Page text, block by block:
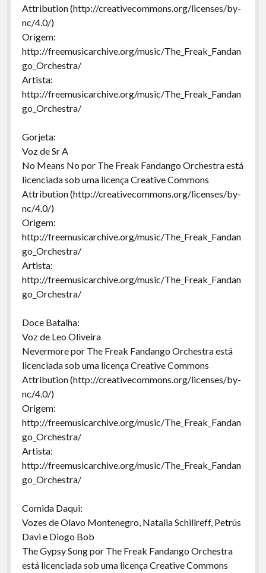
Attribution (http://creativecommons.org/licenses/by-
nc/4.0/)
Origem:
http://freemusicarchive.org/music/The_Freak_Fandan
go_Orchestra/
Artista:
http://freemusicarchive.org/music/The_Freak_Fandan
go_Orchestra/
Gorjeta:
Voz de Sr A
No Means No por The Freak Fandango Orchestra está
licenciada sob uma licença Creative Commons
Attribution (http://creativecommons.org/licenses/by-
nc/4.0/)
Origem:
http://freemusicarchive.org/music/The_Freak_Fandan
go_Orchestra/
Artista:
http://freemusicarchive.org/music/The_Freak_Fandan
go_Orchestra/
Doce Batalha:
Voz de Leo Oliveira
Nevermore por The Freak Fandango Orchestra está
licenciada sob uma licença Creative Commons
Attribution (http://creativecommons.org/licenses/by-
nc/4.0/)
Origem:
http://freemusicarchive.org/music/The_Freak_Fandan
go_Orchestra/
Artista:
http://freemusicarchive.org/music/The_Freak_Fandan
go_Orchestra/
Comida Daqui:
Vozes de Olavo Montenegro, Natalia Schillreff, Petrús
Davi e Diogo Bob
The Gypsy Song por The Freak Fandango Orchestra
está licenciada sob uma licença Creative Commons